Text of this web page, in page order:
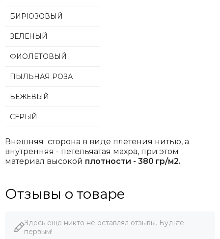
БИРЮЗОВЫЙ
ЗЕЛЕНЫЙ
ФИОЛЕТОВЫЙ
ПЫЛЬНАЯ РОЗА
БЕЖЕВЫЙ
СЕРЫЙ
Внешняя сторона в виде плетения нитью, а
внутренняя - петельяатая махра, при этом
материал высокой плотности - 380 гр/м2.
Отзывы о товаре
Здесь еще никто не оставлял отзывы. Будьте
первым!